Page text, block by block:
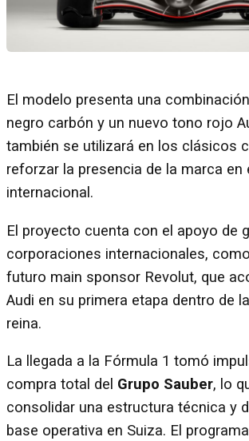
El modelo presenta una
negro carbón y un nuevo tono rojo
también se utilizará en los clásicos
reforzar la presencia de la marca en
internacional.
El proyecto cuenta con el apoyo de
corporaciones internacionales,
futuro main sponsor Revolut, que
Audi en su primera etapa dentro de
reina.
La llegada a la Fórmula 1 tomó
compra total del Grupo Sauber, lo
consolidar una estructura técnica y
base operativa en Suiza. El